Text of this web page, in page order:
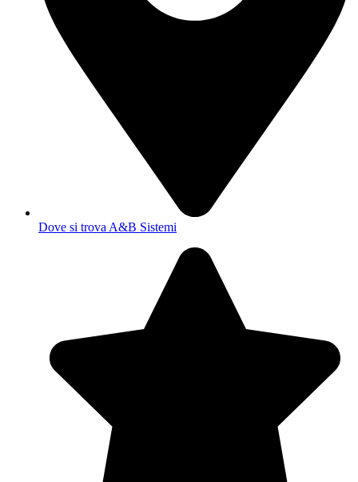
Dove si trova A&B Sistemi